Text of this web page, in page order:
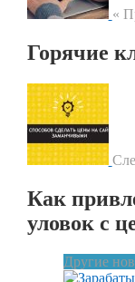
«
Горячие
Как
уловок с
Другие